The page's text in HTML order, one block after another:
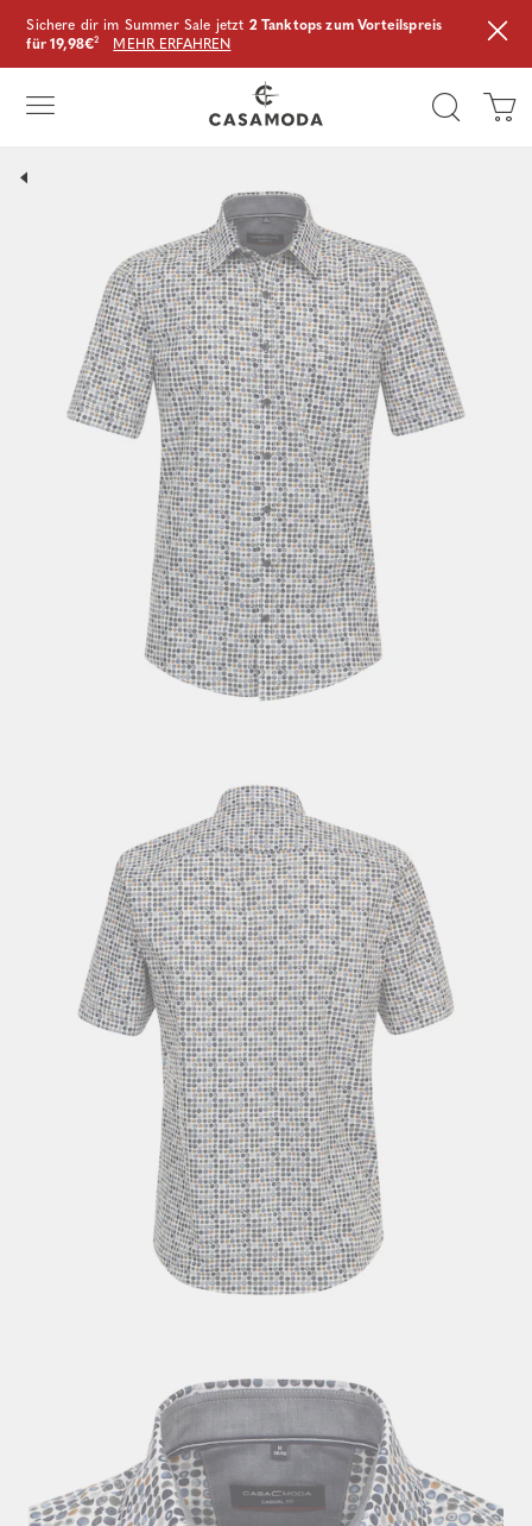
Sichere dir im Summer Sale jetzt 2 Tanktops zum Vorteilspreis
für 19,98€² MEHR ERFAHREN